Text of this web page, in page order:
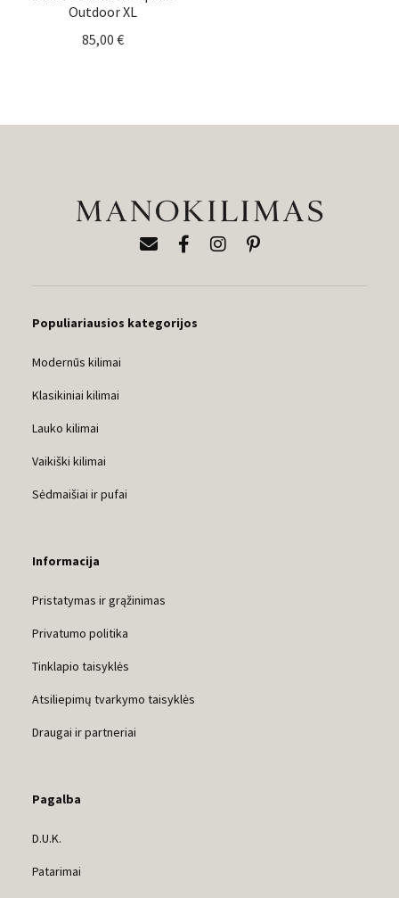
Outdoor XL
85,00 €
Populiariausios kategorijos
Modernūs kilimai
Klasikiniai kilimai
Lauko kilimai
Vaikiški kilimai
Sėdmaišiai ir pufai
Informacija
Pristatymas ir grąžinimas
Privatumo politika
Tinklapio taisyklės
Atsiliepimų tvarkymo taisyklės
Draugai ir partneriai
Pagalba
D.U.K.
Patarimai